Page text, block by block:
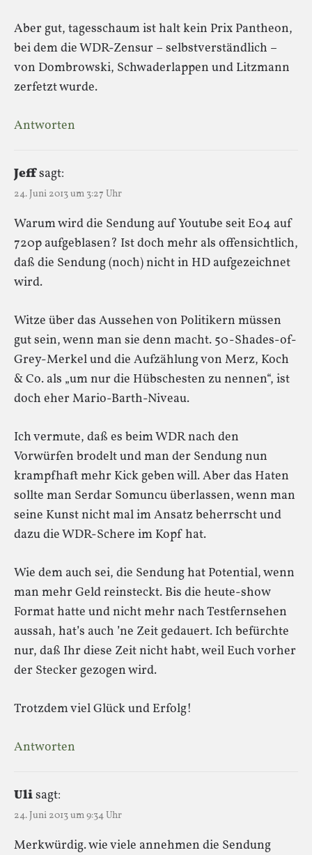
Aber gut, tagesschaum ist halt kein Prix Pantheon,
bei dem die WDR-Zensur – selbstverständlich –
von Dombrowski, Schwaderlappen und Litzmann
zerfetzt wurde.
Antworten
Jeffsagt:
24. Juni 2013 um 3:27 Uhr
Warum wird die Sendung auf Youtube seit E04 auf
720p aufgeblasen? Ist doch mehr als offensichtlich,
daß die Sendung (noch) nicht in HD aufgezeichnet
wird.
Witze über das Aussehen von Politikern müssen
gut sein, wenn man sie denn macht. 50-Shades-of-
Grey-Merkel und die Aufzählung von Merz, Koch
& Co. als „um nur die Hübschesten zu nennen“, ist
doch eher Mario-Barth-Niveau.
Ich vermute, daß es beim WDR nach den
Vorwürfen brodelt und man der Sendung nun
krampfhaft mehr Kick geben will. Aber das Haten
sollte man Serdar Somuncu überlassen, wenn man
seine Kunst nicht mal im Ansatz beherrscht und
dazu die WDR-Schere im Kopf hat.
Wie dem auch sei, die Sendung hat Potential, wenn
man mehr Geld reinsteckt. Bis die heute-show
Format hatte und nicht mehr nach Testfernsehen
aussah, hat’s auch ’ne Zeit gedauert. Ich befürchte
nur, daß Ihr diese Zeit nicht habt, weil Euch vorher
der Stecker gezogen wird.
Trotzdem viel Glück und Erfolg!
Antworten
Ulisagt:
24. Juni 2013 um 9:34 Uhr
Merkwürdig. wie viele annehmen die Sendung